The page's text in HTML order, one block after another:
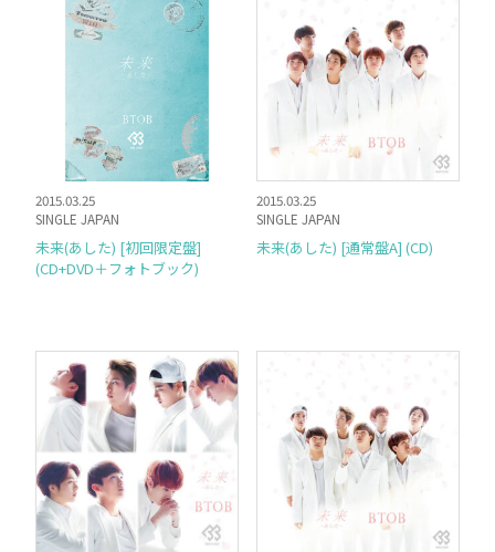
2015.03.25
SINGLE JAPAN
未来(あした) [初回限定盤]
(CD+DVD＋フォトブック)
2015.03.25
SINGLE JAPAN
未来(あした) [通常盤A] (CD)